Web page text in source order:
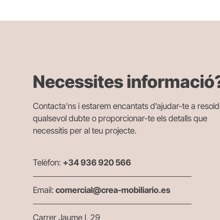
Necessites
Contacta’ns i estarem encantats d’ajudar-te a
qualsevol dubte o proporcionar-te els detalls que
necessitis per al teu projecte.
Telèfon: +34 936 920 566
Email:comercial@crea-mobiliario.es
Carrer Jaume I, 29